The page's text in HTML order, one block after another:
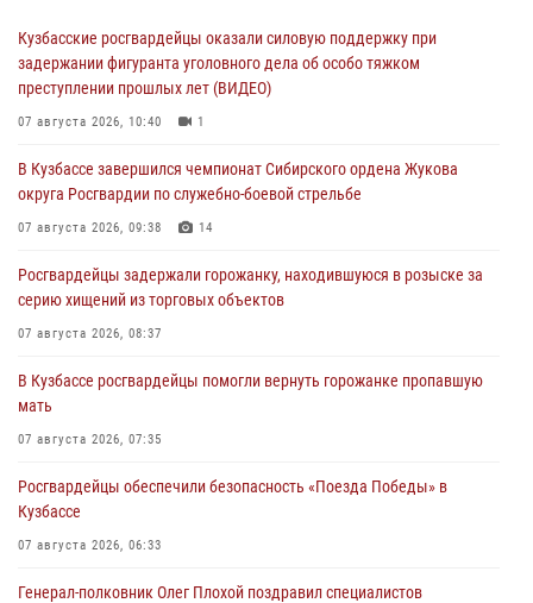
Кузбасские росгвардейцы оказали силовую поддержку при
задержании фигуранта уголовного дела об особо тяжком
преступлении прошлых лет (ВИДЕО)
07 августа 2026, 10:40 1
В Кузбассе завершился чемпионат Сибирского ордена Жукова
округа Росгвардии по служебно-боевой стрельбе
07 августа 2026, 09:38 14
Росгвардейцы задержали горожанку, находившуюся в розыске за
серию хищений из торговых объектов
07 августа 2026, 08:37
В Кузбассе росгвардейцы помогли вернуть горожанке пропавшую
мать
07 августа 2026, 07:35
Росгвардейцы обеспечили безопасность «Поезда Победы» в
Кузбассе
07 августа 2026, 06:33
Генерал-полковник Олег Плохой поздравил специалистов